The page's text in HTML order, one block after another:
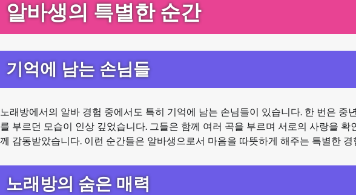
알바생의 특별한 순간
기억에 남는 손님들
노래방에서의 알바 경험 중에서도 특히 기억에 남는 손님들이 있습니다. 한 번은 중
를 부르던 모습이 인상 깊었습니다. 그들은 함께 여러 곡을 부르며 서로의 사랑을
께 감동받았습니다. 이런 순간들은 알바생으로서 마음을 따뜻하게 해주는 특별한 경
노래방의 숨은 매력